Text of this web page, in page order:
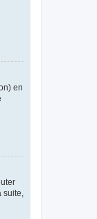
en
suite,